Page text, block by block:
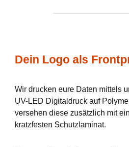
Dein Logo als
Wir drucken eure Daten mittels
UV-LED Digitaldruck auf
versehen diese zusätzlich mit
kratzfesten Schutzlaminat.